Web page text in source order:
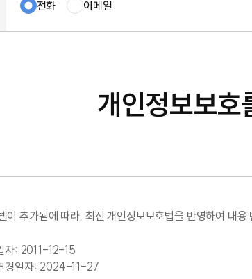
전화 이메일
개인정보보호
이 추가됨에 따라, 최신 개인정보보호법을 반영하여 내
자: 2011-12-15
경일자: 2024-11-27